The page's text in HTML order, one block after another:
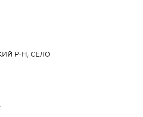
Р-Н, СЕЛО